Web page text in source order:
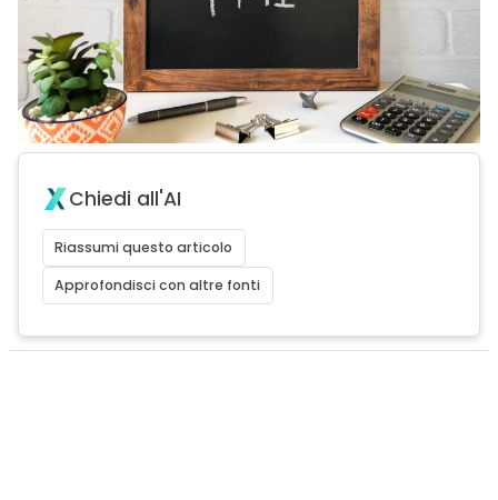
Chiedi all'AI
Riassumi questo articolo
Approfondisci con altre fonti